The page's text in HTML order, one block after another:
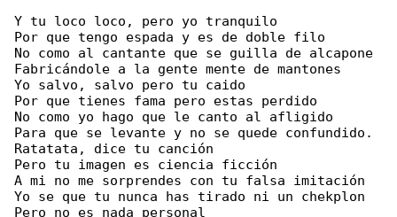
Y tu loco loco, pero yo tranquilo
Por que tengo espada y es de doble filo
No como al cantante que se guilla de alcapone
Fabricándole a la gente mente de mantones
Yo salvo, salvo pero tu caido
Por que tienes fama pero estas perdido
No como yo hago que le canto al afligido
Para que se levante y no se quede confundido.
Ratatata, dice tu canción
Pero tu imagen es ciencia ficción
A mi no me sorprendes con tu falsa imitación
Yo se que tu nunca has tirado ni un chekplon
Pero no es nada personal